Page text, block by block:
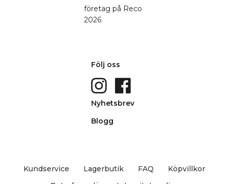
Följ oss
Nyhetsbrev
Blogg
Kundservice Lagerbutik FAQ
Köpvillkor